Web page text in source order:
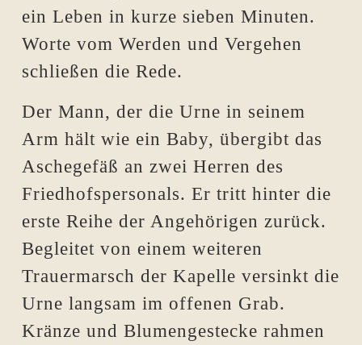
ein Leben in kurze sieben Minuten.
Worte vom Werden und Vergehen
schließen die Rede.
Der Mann, der die Urne in seinem
Arm hält wie ein Baby, übergibt das
Aschegefäß an zwei Herren des
Friedhofspersonals. Er tritt hinter die
erste Reihe der Angehörigen zurück.
Begleitet von einem weiteren
Trauermarsch der Kapelle versinkt die
Urne langsam im offenen Grab.
Kränze und Blumengestecke rahmen